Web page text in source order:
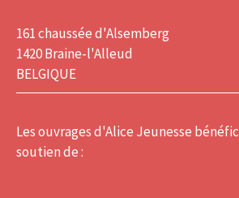
161 chaussée d'Alsemberg
1420 Braine-l'Alleud
BELGIQUE
Les ouvrages d'Alice Jeunesse
soutien de :